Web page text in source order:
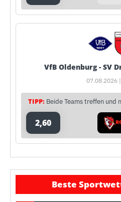
VfB Oldenburg - SV
07.08.2026
TIPP: Beide Teams treffen und
2,60
Beste